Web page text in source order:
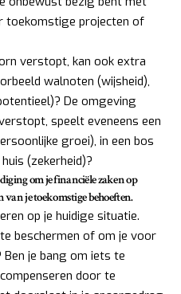
toekomstige projecten of
verstopt, kan ook extra
walnoten (wijsheid),
De omgeving
speelt eveneens een
groei), in een bos
(zekerheid)?
om je financiële zaken op
van je toekomstige behoeften.
op je huidige situatie.
beschermen of om je voor
je bang om iets te
door te